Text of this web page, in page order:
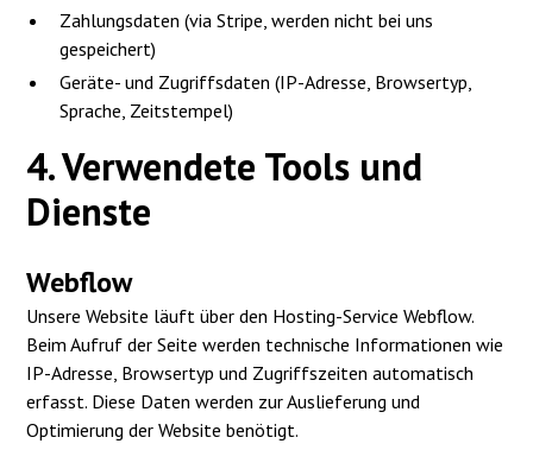
Zahlungsdaten (via Stripe, werden nicht bei uns
gespeichert)
Geräte- und Zugriffsdaten (IP-Adresse, Browsertyp,
Sprache, Zeitstempel)
4. Verwendete Tools und
Dienste
Webflow
Unsere Website läuft über den Hosting-Service Webflow.
Beim Aufruf der Seite werden technische Informationen wie
IP-Adresse, Browsertyp und Zugriffszeiten automatisch
erfasst. Diese Daten werden zur Auslieferung und
Optimierung der Website benötigt.